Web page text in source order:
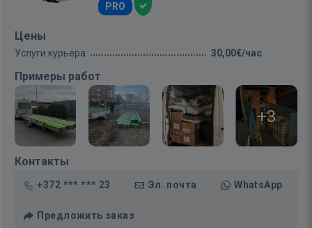
PRO
Цены
Услуги курьера 30,00€/час
Примеры работ
+3
Контакты
+372 *** *** 23 Эл. почта WhatsApp
Предложить заказ